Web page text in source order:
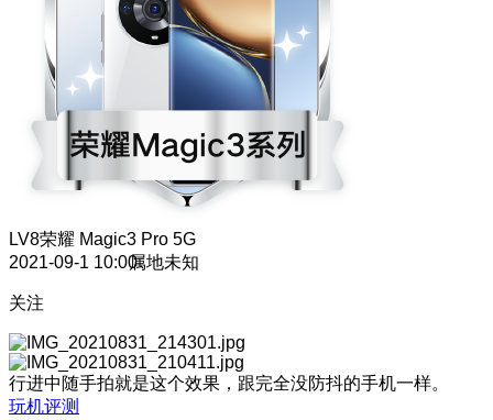
LV8荣耀 Magic3 Pro 5G
2021-09-1 10:00属地未知
关注
行进中随手拍就是这个效果，跟完全没防抖的手机一样。
玩机评测